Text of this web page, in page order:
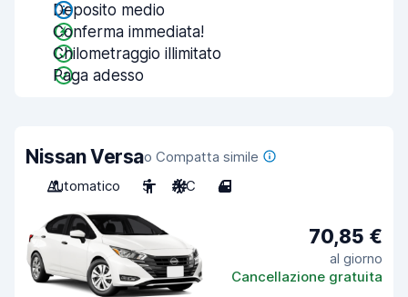
Deposito medio
Conferma immediata!
Chilometraggio illimitato
Paga adesso
Nissan Versao Compatta simile
Automatico
5 A/C 4
70,85 €
al giorno
Cancellazione gratuita